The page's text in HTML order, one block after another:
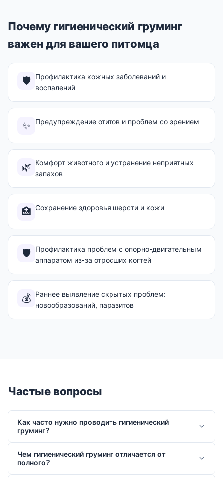
Почему гигиенический груминг
важен для вашего питомца
🛡️
Профилактика кожных заболеваний и
воспалений
✨ Предупреждение отитов и проблем со зрением
🌿 Комфорт животного и устранение неприятных
запахов
🏥 Сохранение здоровья шерсти и кожи
🛡️
Профилактика проблем с опорно-двигательным
аппаратом из-за отросших когтей
💰 Раннее выявление скрытых проблем:
новообразований, паразитов
Частые вопросы
Как часто нужно проводить гигиенический
груминг?
Чем гигиенический груминг отличается от
полного?